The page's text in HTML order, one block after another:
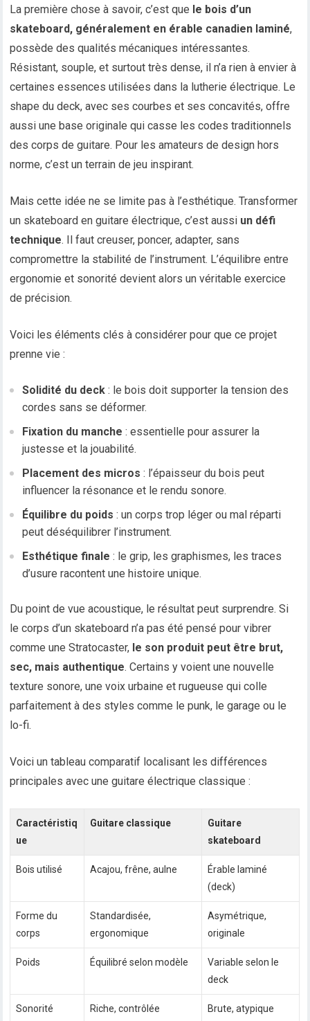
La première chose à savoir, c’est que le bois d’un
skateboard, généralement en érable canadien laminé,
possède des qualités mécaniques intéressantes.
Résistant, souple, et surtout très dense, il n’a rien à envier à
certaines essences utilisées dans la lutherie électrique. Le
shape du deck, avec ses courbes et ses concavités, offre
aussi une base originale qui casse les codes traditionnels
des corps de guitare. Pour les amateurs de design hors
norme, c’est un terrain de jeu inspirant.
Mais cette idée ne se limite pas à l’esthétique. Transformer
un skateboard en guitare électrique, c’est aussi un défi
technique. Il faut creuser, poncer, adapter, sans
compromettre la stabilité de l’instrument. L’équilibre entre
ergonomie et sonorité devient alors un véritable exercice
de précision.
Voici les éléments clés à considérer pour que ce projet
prenne vie :
Solidité du deck : le bois doit supporter la tension des
cordes sans se déformer.
Fixation du manche : essentielle pour assurer la
justesse et la jouabilité.
Placement des micros : l’épaisseur du bois peut
influencer la résonance et le rendu sonore.
Équilibre du poids : un corps trop léger ou mal réparti
peut déséquilibrer l’instrument.
Esthétique finale : le grip, les graphismes, les traces
d’usure racontent une histoire unique.
Du point de vue acoustique, le résultat peut surprendre. Si
le corps d’un skateboard n’a pas été pensé pour vibrer
comme une Stratocaster, le son produit peut être brut,
sec, mais authentique. Certains y voient une nouvelle
texture sonore, une voix urbaine et rugueuse qui colle
parfaitement à des styles comme le punk, le garage ou le
lo-fi.
Voici un tableau comparatif localisant les différences
principales avec une guitare électrique classique :
Caractéristiq
ue
Guitare classique
Guitare
skateboard
Bois utilisé Acajou, frêne, aulne
Érable laminé
(deck)
Forme du
corps
Standardisée,
ergonomique
Asymétrique,
originale
Poids Équilibré selon modèle
Variable selon le
deck
Sonorité Riche, contrôlée Brute, atypique